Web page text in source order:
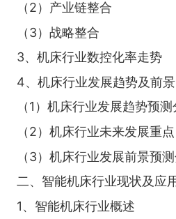
（2）产业链整合
（3）战略整合
3、机床行业数控化率走势
4、机床行业发展趋势及前景
（1）机床行业发展趋势预
（2）机床行业未来发展重点
（3）机床行业发展前景预
二、智能机床行业现状及应
1、智能机床行业概述